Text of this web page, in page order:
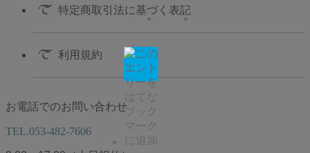
特定商取引法に基づく表記
利用規約
お電話でのお問い合わせ
TEL.053-482-7606